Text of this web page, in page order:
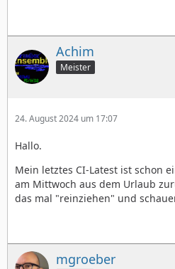
Achim
Meister
24. August 2024 um 17:07
Hallo.
Mein letztes CI-Latest ist schon
am Mittwoch aus dem Urlaub
das mal "reinziehen" und
mgroeber